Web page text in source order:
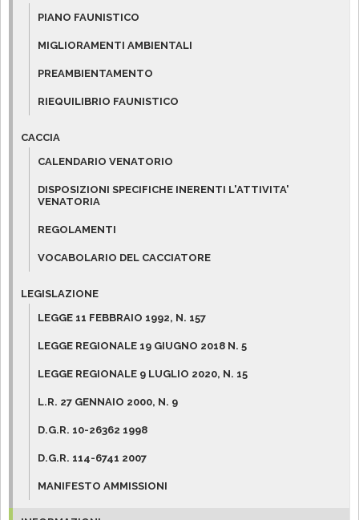
PIANO FAUNISTICO
MIGLIORAMENTI AMBIENTALI
PREAMBIENTAMENTO
RIEQUILIBRIO FAUNISTICO
CACCIA
CALENDARIO VENATORIO
DISPOSIZIONI SPECIFICHE INERENTI L'ATTIVITA'
VENATORIA
REGOLAMENTI
VOCABOLARIO DEL CACCIATORE
LEGISLAZIONE
LEGGE 11 FEBBRAIO 1992, N. 157
LEGGE REGIONALE 19 GIUGNO 2018 N. 5
LEGGE REGIONALE 9 LUGLIO 2020, N. 15
L.R. 27 GENNAIO 2000, N. 9
D.G.R. 10-26362 1998
D.G.R. 114-6741 2007
MANIFESTO AMMISSIONI